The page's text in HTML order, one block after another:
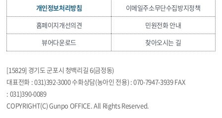
개인정보처리방침
이메일주소무단수집방지정책
홈페이지개선의견
민원전화 안내
뷰어다운로드
찾아오시는 길
[15829] 경기도 군포시 청백리길 6(금정동)
대표전화 : 031)392-3000 수화상담(농아인 전용) : 070-7947-3939 FAX
: 031)390-0089
COPYRIGHT(C) Gunpo OFFICE. All Rights Reserved.